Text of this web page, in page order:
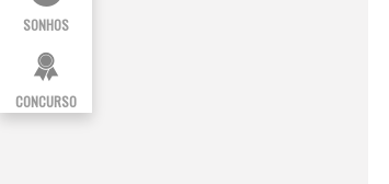
SONHOS
CONCURSO